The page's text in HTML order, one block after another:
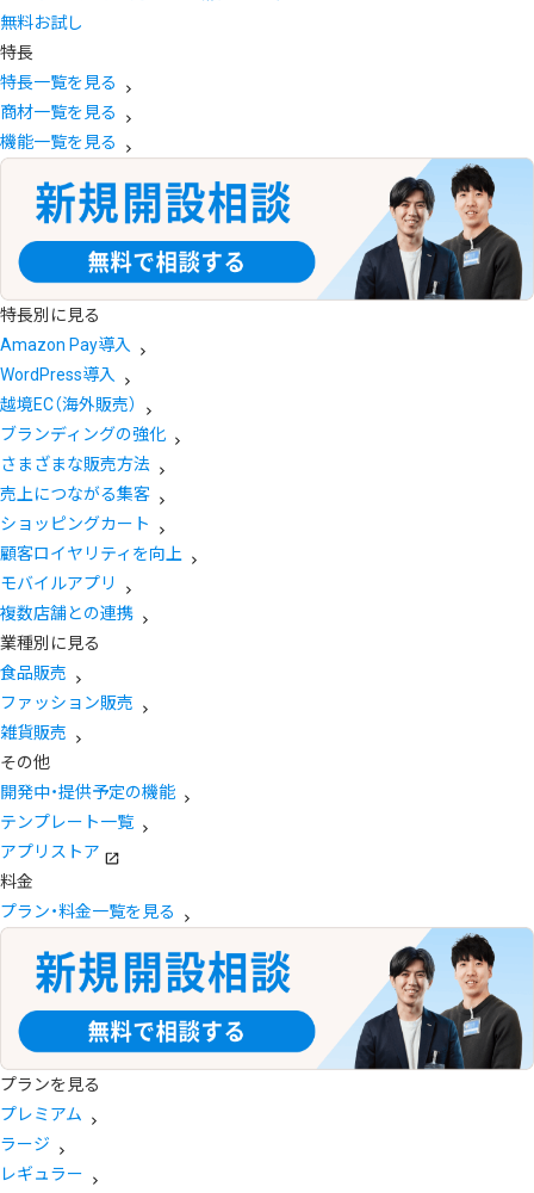
無料お試し
特長
特長一覧を見る
商材一覧を見る
機能一覧を見る
特長別に見る
Amazon Pay導入
WordPress導入
越境EC（海外販売）
ブランディングの強化
さまざまな販売方法
売上につながる集客
ショッピングカート
顧客ロイヤリティを向上
モバイルアプリ
複数店舗との連携
業種別に見る
食品販売
ファッション販売
雑貨販売
その他
開発中・提供予定の機能
テンプレート一覧
アプリストア
料金
プラン・料金一覧を見る
プランを見る
プレミアム
ラージ
レギュラー